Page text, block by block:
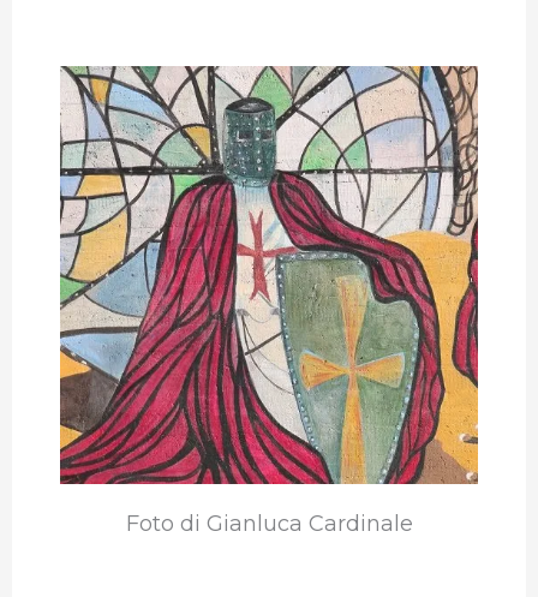
Foto di Gianluca Cardinale